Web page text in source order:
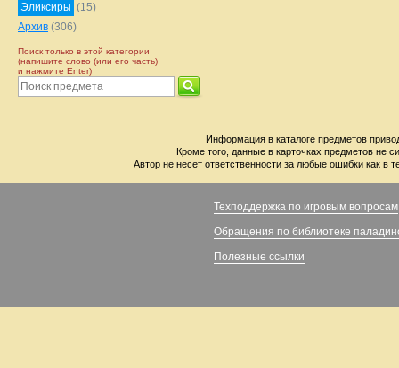
Эликсиры (15)
Архив (306)
Поиск только в этой категории
(напишите слово (или его часть)
и нажмите Enter)
Информация в каталоге предметов
Кроме того, данные в карточках предметов не
Автор не несет ответственности за любые ошибки как в
Техподдержка по игровым вопросам
Обращения по библиотеке
Полезные ссылки